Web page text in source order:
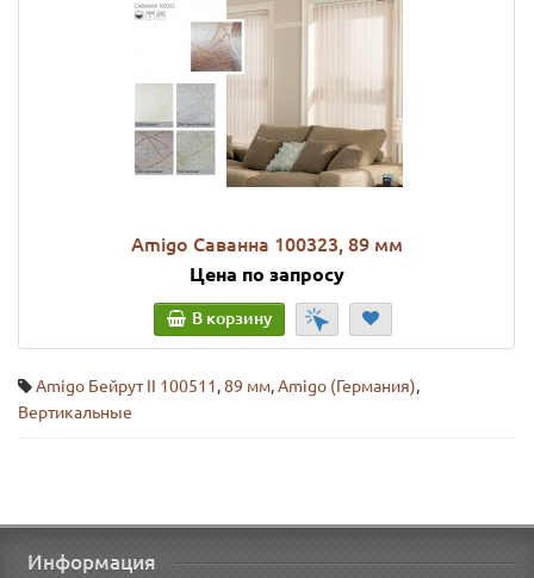
Amigo Саванна 100323, 89 мм
Цена по запросу
В корзину
Amigo Бейрут II 100511,89 мм,Amigo (Германия),
Вертикальные
Информация